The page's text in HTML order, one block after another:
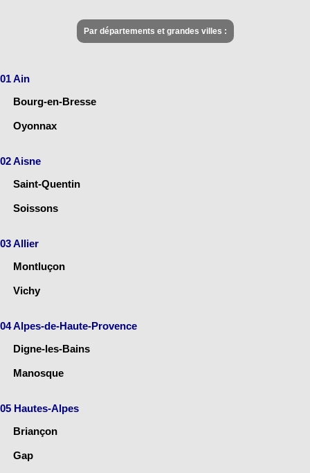
Par départements et grandes villes :
01 Ain
Bourg-en-Bresse
Oyonnax
02 Aisne
Saint-Quentin
Soissons
03 Allier
Montluçon
Vichy
04 Alpes-de-Haute-Provence
Digne-les-Bains
Manosque
05 Hautes-Alpes
Briançon
Gap